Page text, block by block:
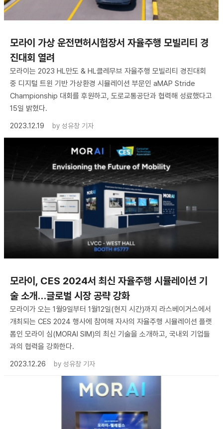
모라이 가상 운전면허시험장서 자율주행 모빌리티 경
진대회 열려
모라이는 2023 HL만도 & HL클레무브 자율주행 모빌리티 경진대회
중 디지털 트윈 기반 가상환경 시뮬레이션 부문인 aMAP Stride
Championship 대회를 후원하고, 도로교통공단과 협력해 성료했다고
15일 밝혔다.
2023.12.19
by 성유창 기자
모라이, CES 2024서 최신 자율주행 시뮬레이션 기
술 소개…글로벌 시장 공략 강화
모라이가 오는 1월9일부터 1월12일(현지 시간)까지 라스베이거스에서
개최되는 CES 2024 행사에 참여해 자사의 자율주행 시뮬레이션 플랫
폼인 모라이 심(MORAI SIM)의 최신 기술을 소개하고, 국내외 기업들
과의 협력을 강화한다.
2023.12.26
by 성유창 기자